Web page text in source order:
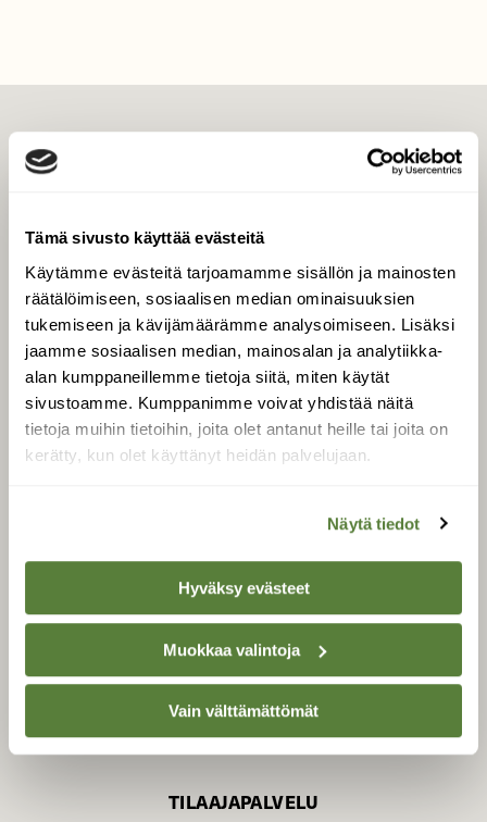
Tämä sivusto käyttää evästeitä
Käytämme evästeitä tarjoamamme sisällön ja mainosten
räätälöimiseen, sosiaalisen median ominaisuuksien
tukemiseen ja kävijämäärämme analysoimiseen. Lisäksi
jaamme sosiaalisen median, mainosalan ja analytiikka-
alan kumppaneillemme tietoja siitä, miten käytät
sivustoamme. Kumppanimme voivat yhdistää näitä
tietoja muihin tietoihin, joita olet antanut heille tai joita on
kerätty, kun olet käyttänyt heidän palvelujaan.
Näytä tiedot
Hyväksy evästeet
Muokkaa valintoja
Vain välttämättömät
Tilaa digilukuoikeus
Äänestä parasta juttua
Tilaa uutiskirje
SUOMEN LUONNON­
SUOJELU­LIITTO
Suomen Luonto -lehden
luonnonsuojelu­liitto.
TILAAJAPALVELU